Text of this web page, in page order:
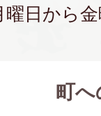
曜日から
町へ